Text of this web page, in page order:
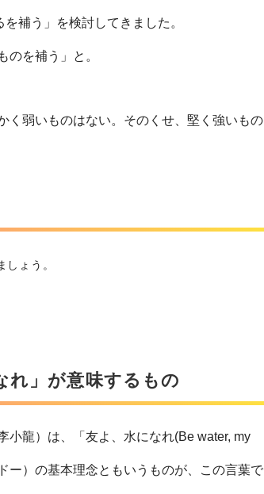
補う」を検討してきました。
のを補う」と。
く弱いものはない。そのくせ、堅く強いもの
ょう。
れ」が意味するもの
龍）は、「友よ、水になれ(Be water, my
ー）の基本理念ともいうものが、この言葉で